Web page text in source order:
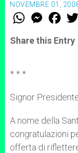
NOVEMBRE 01,
W
t
s
M
e
s
e
F
a
e
b
Share this Entry
* * *
Signor
A nome della
congratulazioni
offerta di